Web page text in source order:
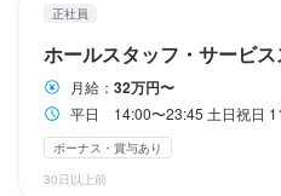
企業情報
正社員
ホールスタッフ・サービ
月給： 32万円〜
平日 14:00〜23:45 土日祝日 11:30〜23:45 シフト制・実働8時間・休憩1
ボーナス・賞与あり
30日以上前
休日・休暇
完全週休2日制
月8日以上休み
有給休暇あり
休日・休暇
完全週休2日制
月8日以上休み
有給休暇あり
休日・休暇
完全週休2日制
月8日以上休み
有給休暇あり
休日・休暇
完全週休2日制
月8日以上休み
有給休暇あり
有給休暇あり
月8日以上休みあり
待遇
まかない・食事補助あり
待遇
まかない・食事補助あり
社会保険完備
制服貸与
髪型自由
待遇
まかない・食事補助あり
社会保険完備
制服貸与
髪型自由